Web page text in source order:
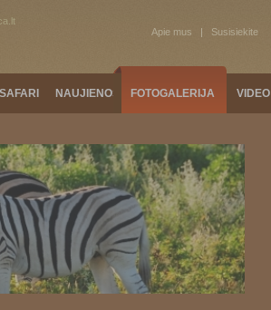
Apie mus Susisiekite
SAFARI NAUJIENOS FOTOGALERIJA VIDEO